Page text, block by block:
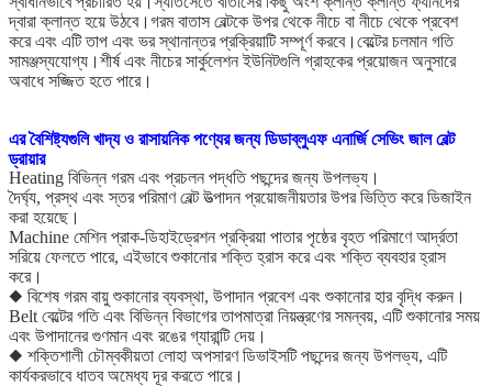
দ্বারা ক্লান্ত হয়ে উঠবে।গরম বাতাস বেল্টকে উপর থেকে নীচে বা নীচে থেকে প্রবেশ
করে এবং এটি তাপ এবং ভর স্থানান্তর প্রক্রিয়াটি সম্পূর্ণ করবে।বেল্টের চলমান গতি
সামঞ্জস্যযোগ্য।শীর্ষ এবং নীচের সার্কুলেশন ইউনিটগুলি গ্রাহকের প্রয়োজন অনুসারে
অবাধে সজ্জিত হতে পারে।
এর বৈশিষ্ট্যগুলিখাদ্য ও রাসায়নিক পণ্যের জন্য ডিডাব্লুএফ এনার্জি সেভিং জাল বেল্ট
ড্রায়ার
Heating বিভিন্ন গরম এবং প্রচলন পদ্ধতি পছন্দের জন্য উপলভ্য।
দৈর্ঘ্য, প্রস্থ এবং স্তর পরিমাণ বেল্ট উত্পাদন প্রয়োজনীয়তার উপর ভিত্তি করে ডিজাইন
করা হয়েছে।
Machine মেশিন প্রাক-ডিহাইড্রেশন প্রক্রিয়া পাতার পৃষ্ঠের বৃহত পরিমাণে আর্দ্রতা
সরিয়ে ফেলতে পারে, এইভাবে শুকানোর শক্তি হ্রাস করে এবং শক্তি ব্যবহার হ্রাস
করে।
◆ বিশেষ গরম বায়ু শুকানোর ব্যবস্থা, উপাদান প্রবেশ এবং শুকানোর হার বৃদ্ধি করুন।
Belt বেল্টের গতি এবং বিভিন্ন বিভাগের তাপমাত্রা নিয়ন্ত্রণের সমন্বয়, এটি শুকানোর সময়
এবং উপাদানের গুণমান এবং রঙের গ্যারান্টি দেয়।
◆ শক্তিশালী চৌম্বকীয়তা লোহা অপসারণ ডিভাইসটি পছন্দের জন্য উপলভ্য, এটি
কার্যকরভাবে ধাতব অমেধ্য দূর করতে পারে।